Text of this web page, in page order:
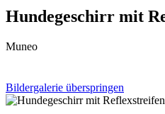
Hundegeschirr mit
Muneo
Bildergalerie überspringen